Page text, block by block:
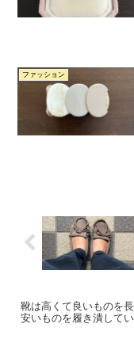
ファッション
靴は高くて良いものを長
安いものを履き潰してい